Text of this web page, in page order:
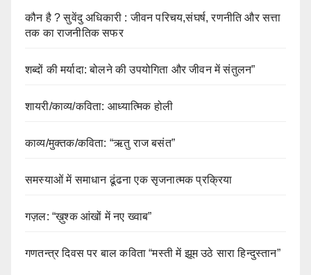
कौन है ? सुवेंदु अधिकारी : जीवन परिचय,संघर्ष, रणनीति और सत्ता
तक का राजनीतिक सफर
शब्दों की मर्यादा: बोलने की उपयोगिता और जीवन में संतुलन”
शायरी/काव्य/कविता: आध्यात्मिक होली
काव्य/मुक्तक/कविता: “ऋतु राज बसंत”
समस्याओं में समाधान ढूंढना एक सृजनात्मक प्रक्रिया
गज़ल: “ख़ुश्क आंखों में नए ख्वाब”
गणतन्त्र दिवस पर बाल कविता “मस्ती में झूम उठे सारा हिन्दुस्तान”